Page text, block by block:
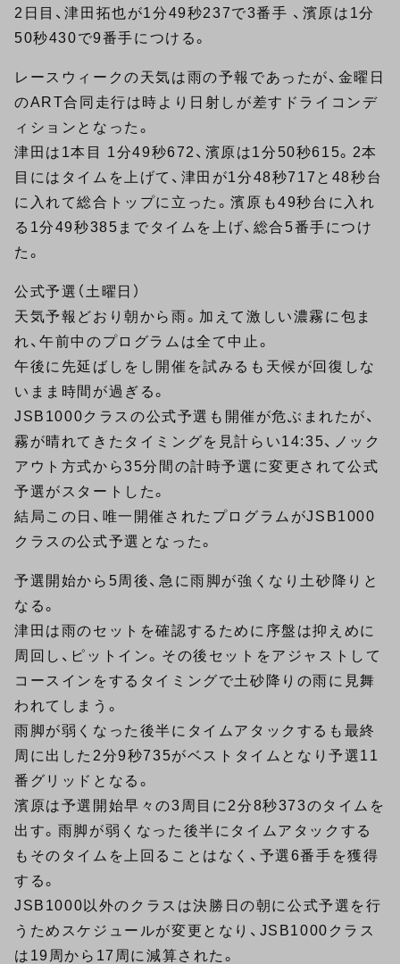
2日目、津田拓也が1分49秒237で3番手 、濱原は1分
50秒430で9番手につける。
レースウィークの天気は雨の予報であったが、金曜日
のART合同走行は時より日射しが差すドライコンデ
ィションとなった。
津田は1本目 1分49秒672、濱原は1分50秒615。2本
目にはタイムを上げて、津田が1分48秒717と48秒台
に入れて総合トップに立った。濱原も49秒台に入れ
る1分49秒385までタイムを上げ、総合5番手につけ
た。
公式予選（土曜日）
天気予報どおり朝から雨。加えて激しい濃霧に包ま
れ、午前中のプログラムは全て中止。
午後に先延ばしをし開催を試みるも天候が回復しな
いまま時間が過ぎる。
JSB1000クラスの公式予選も開催が危ぶまれたが、
霧が晴れてきたタイミングを見計らい14:35、ノック
アウト方式から35分間の計時予選に変更されて公式
予選がスタートした。
結局この日、唯一開催されたプログラムがJSB1000
クラスの公式予選となった。
予選開始から5周後、急に雨脚が強くなり土砂降りと
なる。
津田は雨のセットを確認するために序盤は抑えめに
周回し、ピットイン。その後セットをアジャストして
コースインをするタイミングで土砂降りの雨に見舞
われてしまう。
雨脚が弱くなった後半にタイムアタックするも最終
周に出した2分9秒735がベストタイムとなり予選11
番グリッドとなる。
濱原は予選開始早々の3周目に2分8秒373のタイムを
出す。雨脚が弱くなった後半にタイムアタックする
もそのタイムを上回ることはなく、予選6番手を獲得
する。
JSB1000以外のクラスは決勝日の朝に公式予選を行
うためスケジュールが変更となり、JSB1000クラス
は19周から17周に減算された。